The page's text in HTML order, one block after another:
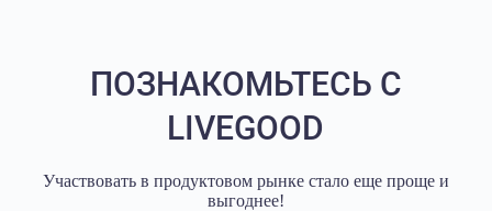
ПОЗНАКОМЬТЕСЬ С
LIVEGOOD
Участвовать в продуктовом рынке стало еще проще и
выгоднее!